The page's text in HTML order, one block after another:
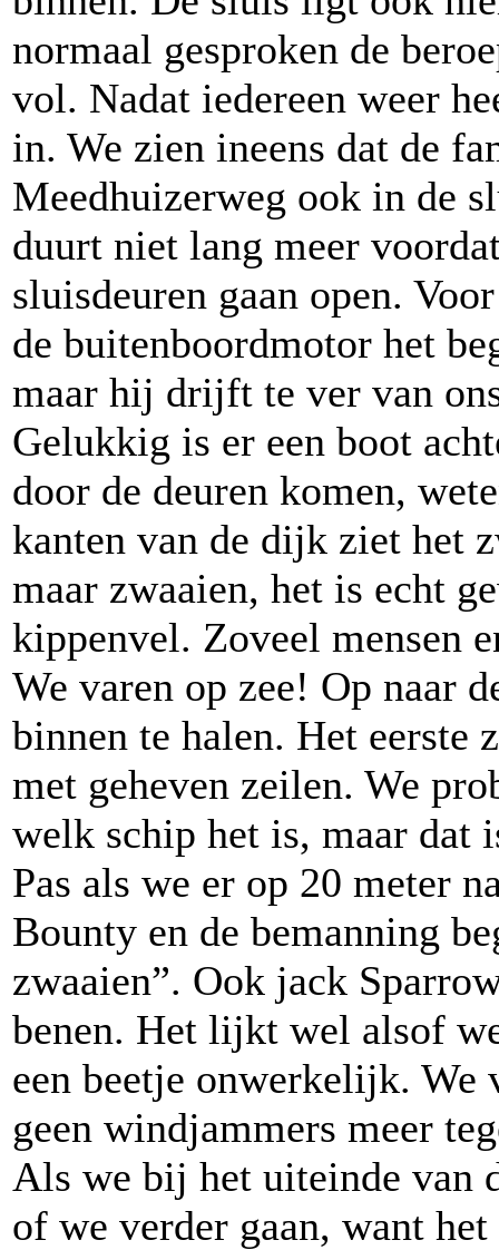
normaal gesproken de
vol. Nadat iedereen weer
in. We zien ineens dat de
Meedhuizerweg ook in de
duurt niet lang meer
sluisdeuren gaan open.
de buitenboordmotor het
maar hij drijft te ver van
Gelukkig is er een boot
door de deuren komen,
kanten van de dijk ziet het
maar zwaaien, het is echt
kippenvel. Zoveel mensen
We varen op zee! Op naar
binnen te halen. Het eerste
met geheven zeilen. We
welk schip het is, maar dat
Pas als we er op 20 meter
Bounty en de bemanning
zwaaien”. Ook jack
benen. Het lijkt wel alsof
een beetje onwerkelijk. We
geen windjammers meer
Als we bij het uiteinde van
of we verder gaan, want